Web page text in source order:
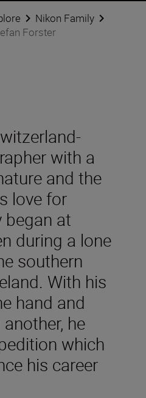
Nikon Family
Forster
with a
and the
love for
began at
during a lone
southern
With his
hand and
he
which
his career